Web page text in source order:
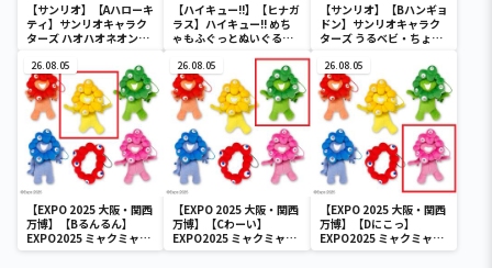
【サンリオ】【Aハローキ
ティ】サンリオキャラク
ターズ ハオハオネオンタ
【ハイキュー!!】【ヒナガ
ラス】ハイキュー!! めち
ゃもふぐっとぬいぐるみ
【サンリオ】【Bハンギョ
ドン】サンリオキャラク
ターズ うるベビ・ちょい
26.08.05
【EXPO 2025 大阪・関西
万博】【Bるんるん】
EXPO2025 ミャクミャク
カラフルゴム紐付きぬい
26.08.05
【EXPO 2025 大阪・関西
万博】【Cわーい】
EXPO2025 ミャクミャク
カラフルゴム紐付きぬい
26.08.05
【EXPO 2025 大阪・関西
万博】【Dにこっ】
EXPO2025 ミャクミャク
カラフルゴム紐付きぬい